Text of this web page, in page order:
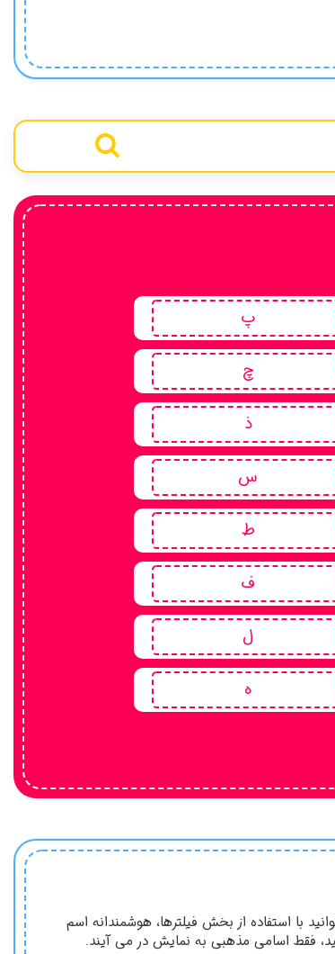
پ
چ
ذ
س
ط
ف
ل
ه
با استفاده از بخش فیلترها، هوشمندانه اسم
فقط اسامی مذهبی به نمایش در می آیند.